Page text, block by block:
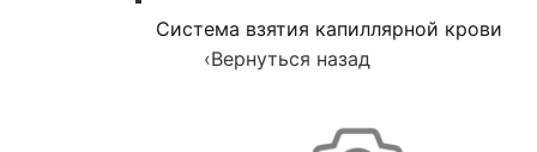
Система взятия капиллярной крови
‹Вернуться назад